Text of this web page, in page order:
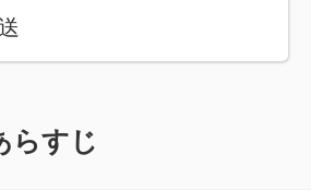
らすじ